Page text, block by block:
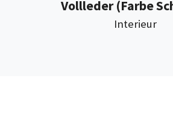
Interieur
Vollleder:(Farbe